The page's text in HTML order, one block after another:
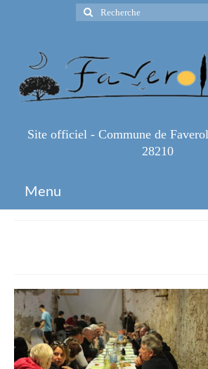
Rechercher
:
Site officiel - Commune de
28210
Menu
Infos Pratiques
Infos règlementaires
Contact et horaires